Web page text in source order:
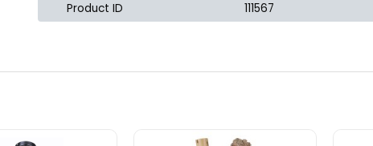
Product ID
111567